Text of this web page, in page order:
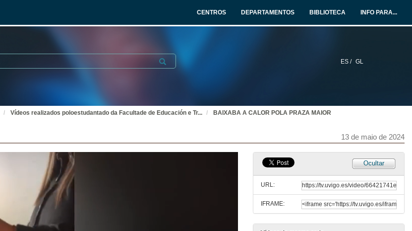
CENTROS DEPARTAMENTOS BIBLIOTECA INFO PARA...
ES / GL
Submit
Vídeos realizados poloestudantado da Facultade de Educación e Tr... BAIXABA A CALOR POLA PRAZA MAIOR
13 de maio de 2024
Ocultar
URL:
IFRAME: